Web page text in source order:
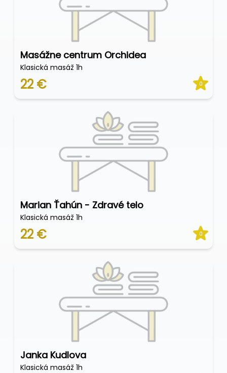
Masážne centrum Orchidea
Klasická masáž 1h
22 € 0
Marian Ťahún - Zdravé telo
Klasická masáž 1h
22 € 0
Janka Kudlova
Klasická masáž 1h